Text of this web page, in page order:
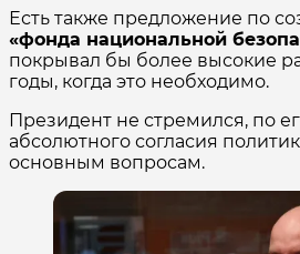
Есть также предложение по
«фонда национальной
покрывал бы более высокие
годы, когда это необходимо.
Президент не стремился, по
абсолютного согласия
основным вопросам.